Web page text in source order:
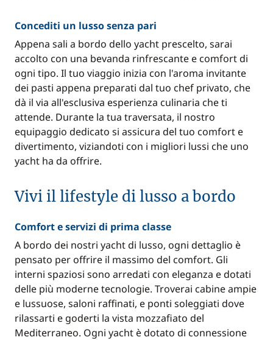
Concediti un lusso senza pari
Appena sali a bordo dello yacht prescelto, sarai
accolto con una bevanda rinfrescante e comfort di
ogni tipo. Il tuo viaggio inizia con l'aroma invitante
dei pasti appena preparati dal tuo chef privato, che
dà il via all'esclusiva esperienza culinaria che ti
attende. Durante la tua traversata, il nostro
equipaggio dedicato si assicura del tuo comfort e
divertimento, viziandoti con i migliori lussi che uno
yacht ha da offrire.
Vivi il lifestyle di lusso a bordo
Comfort e servizi di prima classe
A bordo dei nostri yacht di lusso, ogni dettaglio è
pensato per offrire il massimo del comfort. Gli
interni spaziosi sono arredati con eleganza e dotati
delle più moderne tecnologie. Troverai cabine ampie
e lussuose, saloni raffinati, e ponti soleggiati dove
rilassarti e goderti la vista mozzafiato del
Mediterraneo. Ogni yacht è dotato di connessione